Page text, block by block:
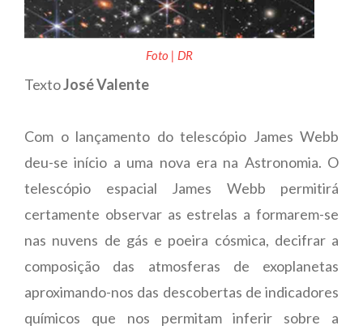
Foto | DR
TextoJosé Valente
Com o lançamento do telescópio James Webb
deu-se início a uma nova era na Astronomia. O
telescópio espacial James Webb permitirá
certamente observar as estrelas a formarem-se
nas nuvens de gás e poeira cósmica, decifrar a
composição das atmosferas de exoplanetas
aproximando-nos das descobertas de indicadores
químicos que nos permitam inferir sobre a